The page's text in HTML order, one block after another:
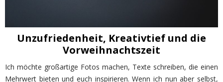
Unzufriedenheit, Kreativtief und die
Vorweihnachtszeit
Ich möchte großartige Fotos machen, Texte schreiben, die einen
Mehrwert bieten und euch inspirieren. Wenn ich nun aber selbst,